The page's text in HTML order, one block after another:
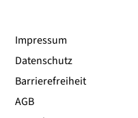
Impressum
Datenschutz
Barrierefreiheit
AGB